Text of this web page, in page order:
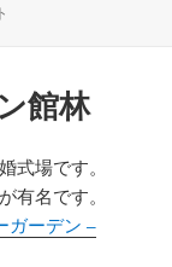
館林
式場です。
有名です。
ガーデン –